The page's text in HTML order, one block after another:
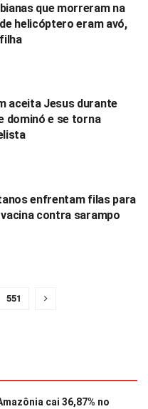
que morreram na
helicóptero eram avó,
aceita Jesus durante
dominó e se torna
enfrentam filas para
contra sarampo
551
cai 36,87% no